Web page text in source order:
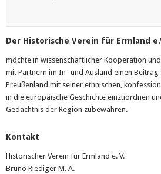
Der Historische Verein für Ermland
möchte in wissenschaftlicher Kooperation
mit Partnern im In- und Ausland einen
Preußenland mit seiner ethnischen,
in die europäische Geschichte einzuordnen
Gedächtnis der Region zubewahren.
Kontakt
Historischer Verein für Ermland e. V.
Bruno Riediger M. A.